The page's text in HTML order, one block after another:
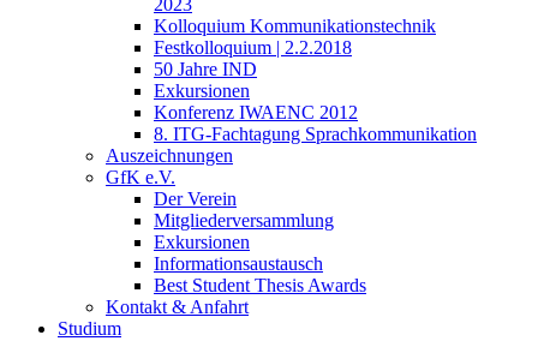
2023
Kolloquium Kommunikationstechnik
Festkolloquium | 2.2.2018
50 Jahre IND
Exkursionen
Konferenz IWAENC 2012
8. ITG-Fachtagung Sprachkommunikation
Auszeichnungen
GfK e.V.
Der Verein
Mitgliederversammlung
Exkursionen
Informationsaustausch
Best Student Thesis Awards
Kontakt & Anfahrt
Studium